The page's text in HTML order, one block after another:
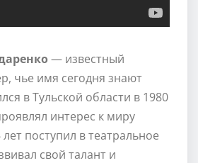
— известный
чье имя сегодня знают
в Тульской области в 1980
интерес к миру
лет поступил в театральное
свой талант и